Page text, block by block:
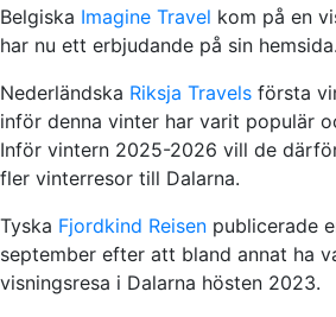
Belgiska Imagine Travel kom på en
har nu ett erbjudande på sin hemsida.
Nederländska Riksja Travels första
inför denna vinter har varit populär
Inför vintern 2025-2026 vill de
fler vinterresor till Dalarna.
Tyska Fjordkind Reisen publicerade
september efter att bland annat ha
visningsresa i Dalarna hösten 2023.